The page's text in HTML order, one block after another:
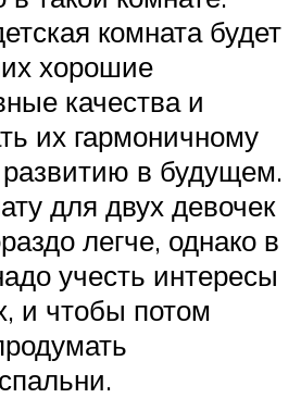
комната будет
хорошие
качества и
их гармоничному
в будущем.
для двух девочек
легче, однако в
учесть интересы
и чтобы потом